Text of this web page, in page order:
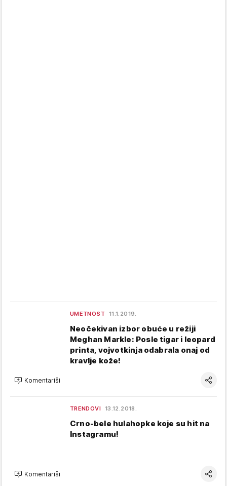
UMETNOST 11.1.2019.
Neočekivan izbor obuće u režiji
Meghan Markle: Posle tigar i leopard
printa, vojvotkinja odabrala onaj od
kravlje kože!
Komentariši
TRENDOVI 13.12.2018.
Crno-bele hulahopke koje su hit na
Instagramu!
Komentariši